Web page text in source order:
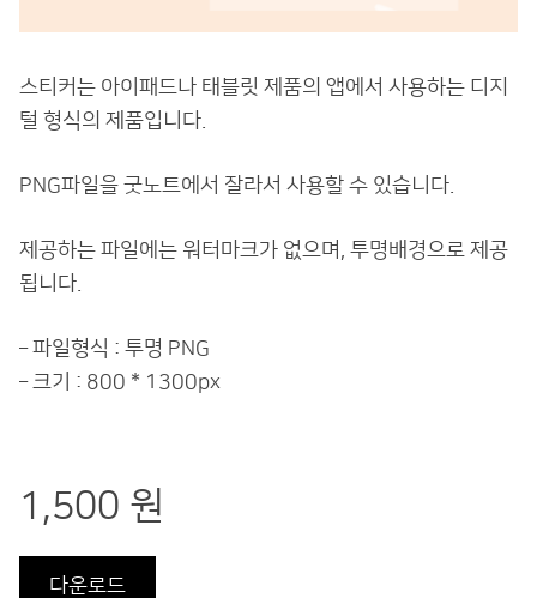
스티커는 아이패드나 태블릿 제품의 앱에서 사용하는 디지
털 형식의 제품입니다.
PNG파일을 굿노트에서 잘라서 사용할 수 있습니다.
제공하는 파일에는 워터마크가 없으며, 투명배경으로 제공
됩니다.
– 파일형식 : 투명 PNG
– 크기 : 800 * 1300px
1,500 원
다운로드